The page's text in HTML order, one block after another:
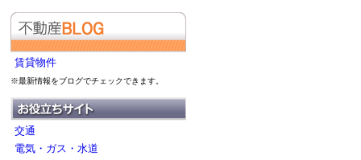
賃貸物件
※最新情報をブログでチェックできます。
交通
電気・ガス・水道